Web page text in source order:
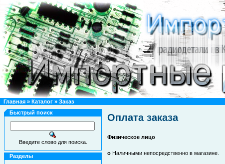
Главная » Каталог » Заказ
Быстрый поиск
Введите слово для поиска.
Разделы
Оплата заказа
Физическое лицо
o Наличными непосредственно в магазине.